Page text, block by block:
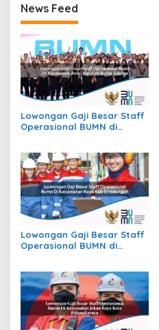
News Feed
Lowongan Gaji Besar Staff
Operasional BUMN di
Lowongan Gaji Besar Staff
Operasional BUMN di